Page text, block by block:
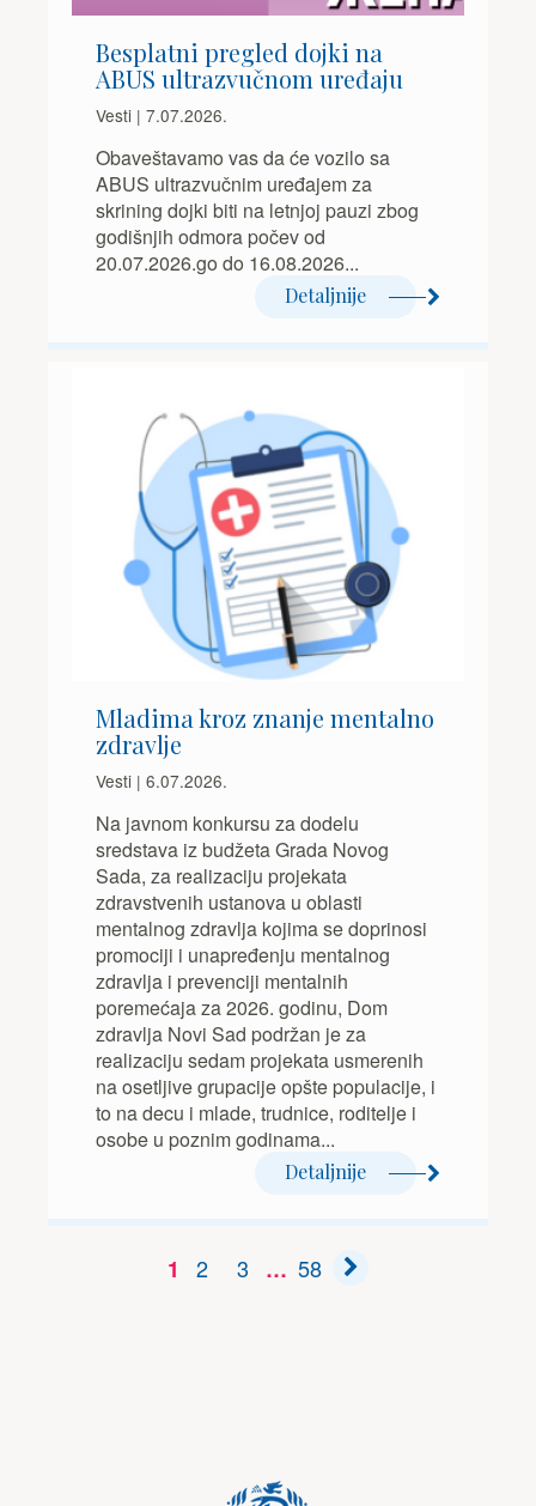
Besplatni pregled dojki na
ABUS ultrazvučnom uređaju
Vesti | 7.07.2026.
Obaveštavamo vas da će vozilo sa
ABUS ultrazvučnim uređajem za
skrining dojki biti na letnjoj pauzi zbog
godišnjih odmora počev od
20.07.2026.go do 16.08.2026...
Detaljnije
Mladima kroz znanje mentalno
zdravlje
Vesti | 6.07.2026.
Na javnom konkursu za dodelu
sredstava iz budžeta Grada Novog
Sada, za realizaciju projekata
zdravstvenih ustanova u oblasti
mentalnog zdravlja kojima se doprinosi
promociji i unapređenju mentalnog
zdravlja i prevenciji mentalnih
poremećaja za 2026. godinu, Dom
zdravlja Novi Sad podržan je za
realizaciju sedam projekata usmerenih
na osetljive grupacije opšte populacije, i
to na decu i mlade, trudnice, roditelje i
osobe u poznim godinama...
Detaljnije
1 2 3 … 58